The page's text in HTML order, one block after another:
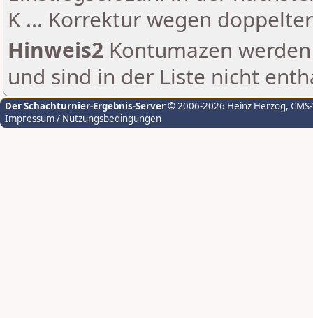
K ... Korrektur wegen
Hinweis2 Kontumazen
und sind in der Liste nicht
Der Schachturnier-Ergebnis-Server© 2006-2026 Heinz Herzog,
Impressum / Nutzungsbedingungen